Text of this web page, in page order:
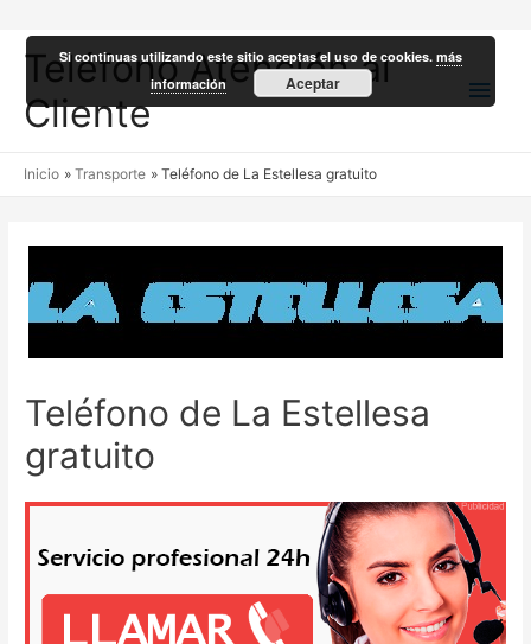
Teléfono Atención al
Cliente
Inicio Transporte Teléfono de La Estellesa gratuito
Teléfono de La Estellesa
gratuito
Si continuas utilizando este sitio aceptas el uso de cookies.más
información
Aceptar